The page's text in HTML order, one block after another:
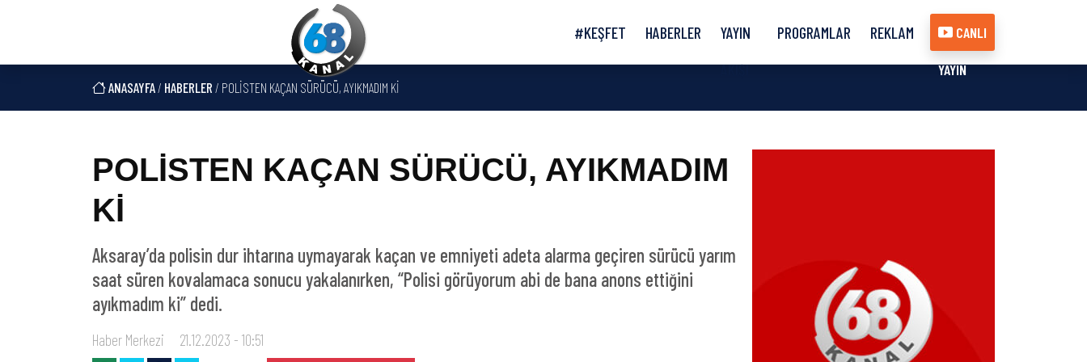
#KEŞFET HABERLER
YAYIN
AKIŞI
PROGRAMLAR REKLAM CANLI
YAYIN
ANASAYFA/ HABERLER / POLİSTEN KAÇAN SÜRÜCÜ, AYIKMADIM Kİ
POLİSTEN KAÇAN SÜRÜCÜ, AYIKMADIM
Kİ
Aksaray’da polisin dur ihtarına uymayarak kaçan ve emniyeti adeta alarma geçiren sürücü yarım
saat süren kovalamaca sonucu yakalanırken, “Polisi görüyorum abi de bana anons ettiğini
ayıkmadım ki” dedi.
Haber Merkezi 21.12.2023 - 10:51